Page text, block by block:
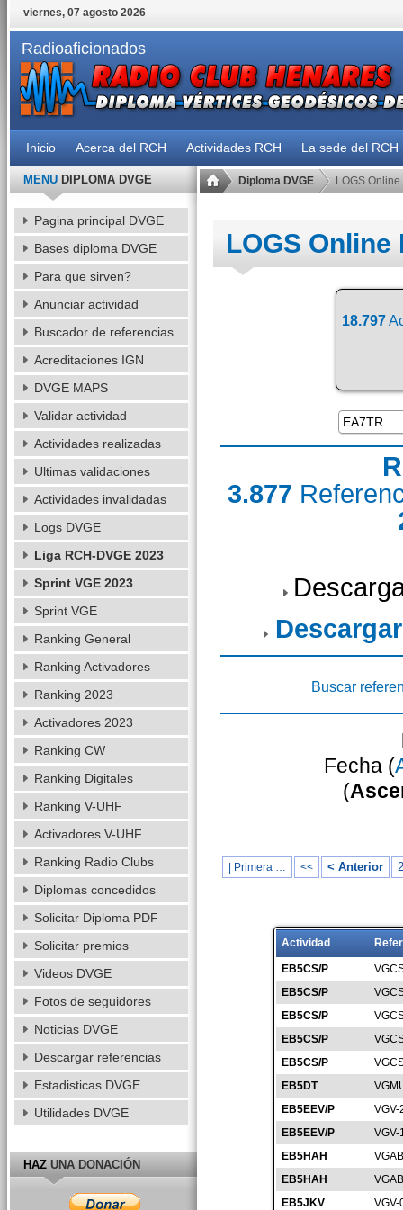
viernes, 07 agosto 2026
Radioaficionados
Inicio Acerca del RCH Actividades RCH La sede del RCH
Diploma DVGE LOGS Online
LOGS Online
18.797
3.877
Buscar
Fecha (
(
| Primera … << < Anterior
Actividad
EB5CS/P
EB5CS/P
EB5CS/P
EB5CS/P
EB5CS/P
EB5DT
EB5EEV/P
VGV-
EB5EEV/P
VGV-
EB5HAH
EB5HAH
EB5JKV
VGV-
MENUDIPLOMA DVGE
Pagina principal DVGE
Bases diploma DVGE
Para que sirven?
Anunciar actividad
Buscador de referencias
Acreditaciones IGN
DVGE MAPS
Validar actividad
Actividades realizadas
Ultimas validaciones
Actividades invalidadas
Logs DVGE
Liga RCH-DVGE 2023
Sprint VGE 2023
Sprint VGE
Ranking General
Ranking Activadores
Ranking 2023
Activadores 2023
Ranking CW
Ranking Digitales
Ranking V-UHF
Activadores V-UHF
Ranking Radio Clubs
Diplomas concedidos
Solicitar Diploma PDF
Solicitar premios
Videos DVGE
Fotos de seguidores
Noticias DVGE
Descargar referencias
Estadisticas DVGE
Utilidades DVGE
HAZUNA DONACIÓN